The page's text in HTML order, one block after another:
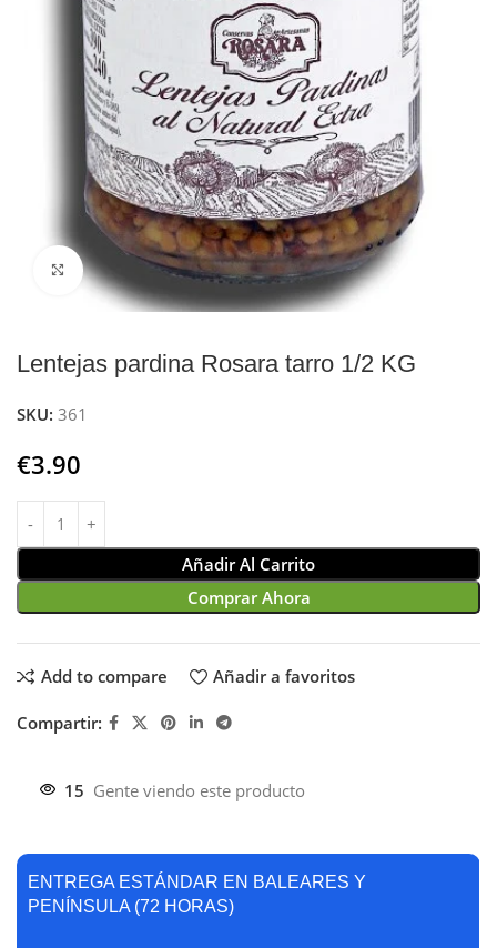
Click to enlarge
Lentejas pardina Rosara tarro 1/2 KG
SKU:361
€3.90
Añadir Al Carrito
Comprar Ahora
Add to compare Añadir a favoritos
Compartir:
15 Gente viendo este producto
ENTREGA ESTÁNDAR EN BALEARES Y
PENÍNSULA (72 HORAS)